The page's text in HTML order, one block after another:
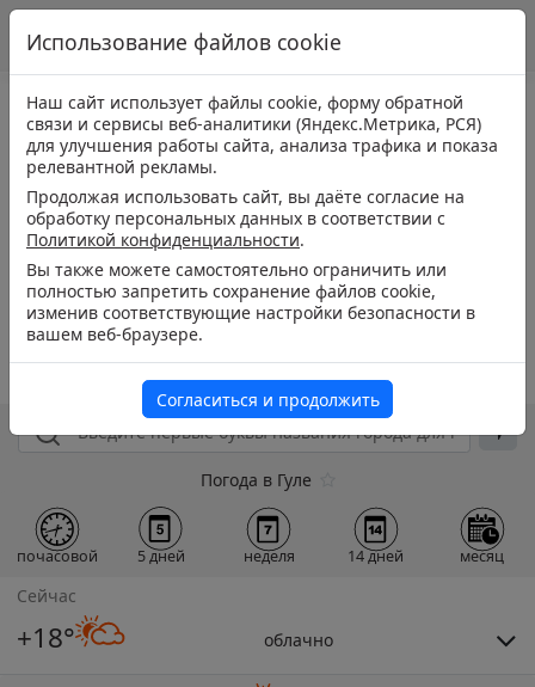
Погода в Гуле
почасовой 5 дней неделя 14 дней месяц
Сейчас
+18° облачно
Использование файлов cookie
Наш сайт использует файлы cookie, форму обратной
связи и сервисы веб-аналитики (Яндекс.Метрика, РСЯ)
для улучшения работы сайта, анализа трафика и показа
релевантной рекламы.
Продолжая использовать сайт, вы даёте согласие на
обработку персональных данных в соответствии с
Политикой конфиденциальности.
Вы также можете самостоятельно ограничить или
полностью запретить сохранение файлов cookie,
изменив соответствующие настройки безопасности в
вашем веб-браузере.
Согласиться и продолжить